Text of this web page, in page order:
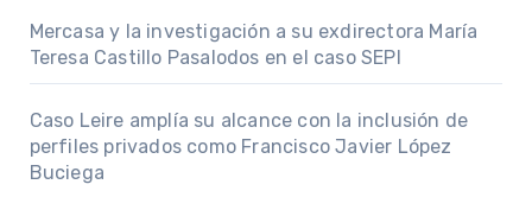
Mercasa y la investigación a su exdirectora María
Teresa Castillo Pasalodos en el caso SEPI
Caso Leire amplía su alcance con la inclusión de
perfiles privados como Francisco Javier López
Buciega